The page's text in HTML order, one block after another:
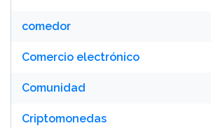
comedor
Comercio electrónico
Comunidad
Criptomonedas